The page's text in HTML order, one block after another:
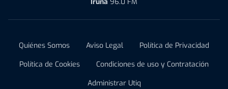
Iruña 96.0 FM
Quiénes Somos Aviso Legal
Política de Privacidad
Política de Cookies
Condiciones de uso y Contratación
Administrar Utiq